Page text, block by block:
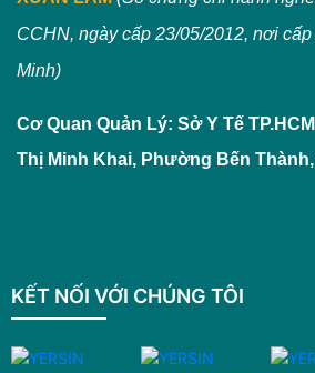
CCHN, ngày cấp 23/05/2012, nơi
Minh)
Cơ Quan Quản Lý: Sở Y Tế
Thị Minh Khai, Phường Bến Thành,
KẾT NỐI VỚI CHÚNG TÔI